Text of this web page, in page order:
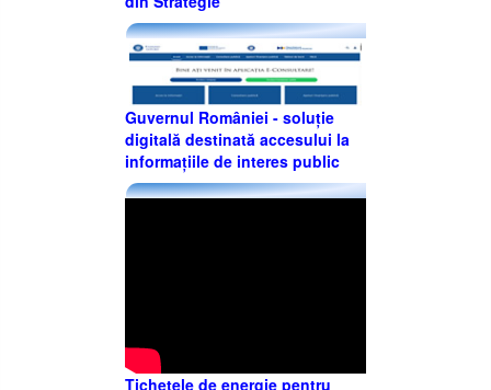
Guvernul României - soluție
digitală destinată accesului la
informațiile de interes public
Tichetele de energie pentru